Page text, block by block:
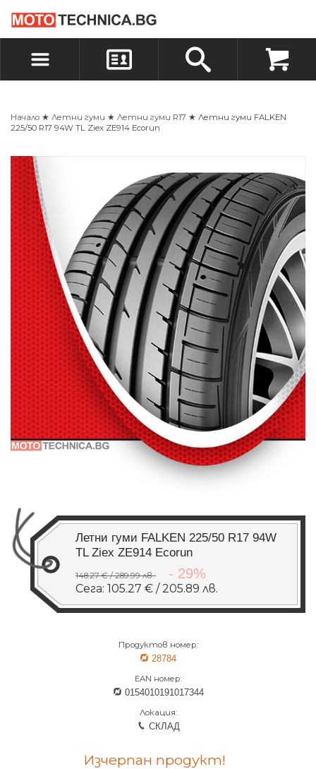
ВХОД
БЪРЗА ПОРЪЧКА ПОРЪЧКА
Начало ★ Летни гуми ★ Летни гуми R17 ★ Летни гуми FALKEN
225/50 R17 94W TL Ziex ZE914 Ecorun
Летни гуми FALKEN 225/50 R17 94W
TL Ziex ZE914 Ecorun
148.27 € / 289.99 лв. - 29%
Сега: 105.27 € / 205.89 лв.
Продуктов номер:
28784
EAN номер:
0154010191017344
Локация:
СКЛАД
Изчерпан продукт!